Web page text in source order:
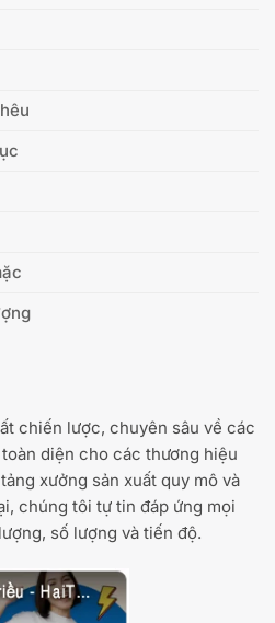
chiến lược, chuyên sâu về các
diện cho các thương hiệu
xưởng sản xuất quy mô và
chúng tôi tự tin đáp ứng mọi
số lượng và tiến độ.